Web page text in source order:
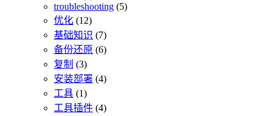
troubleshooting (5)
优化 (12)
基础知识 (7)
备份还原 (6)
复制 (3)
安装部署 (4)
工具 (1)
工具插件 (4)